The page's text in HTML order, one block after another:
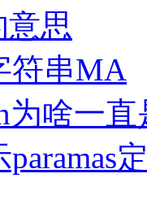
意思
符串MA
为啥一直